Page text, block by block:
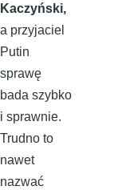
Kaczyński,
a przyjaciel
Putin
sprawę
bada szybko
i sprawnie.
Trudno to
nawet
nazwać